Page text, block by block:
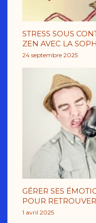
STRESS SOUS
ZEN AVEC LA
24 septembre 2025
GÉRER SES
POUR
1 avril 2025